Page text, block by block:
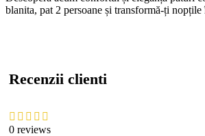
blanita, pat 2 persoane și transformă-ți
Recenzii clienti
0 reviews